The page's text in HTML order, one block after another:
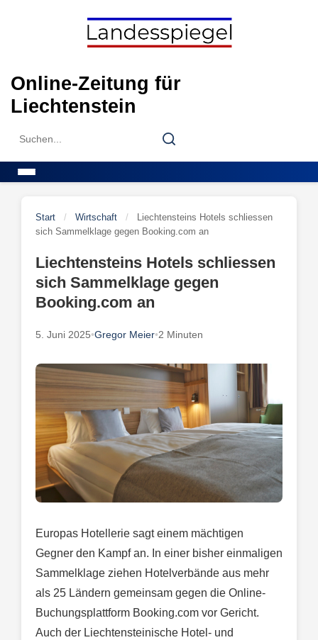
Online-Zeitung für
Liechtenstein
Search
Search
Start / Wirtschaft /
Liechtensteins Hotels schliessen
sich Sammelklage gegen Booking.com an
Liechtensteins Hotels schliessen
sich Sammelklage gegen
Booking.com an
5. Juni 2025•Gregor Meier•2 Minuten
Europas Hotellerie sagt einem mächtigen
Gegner den Kampf an. In einer bisher einmaligen
Sammelklage ziehen Hotelverbände aus mehr
als 25 Ländern gemeinsam gegen die Online-
Buchungsplattform Booking.com vor Gericht.
Auch der Liechtensteinische Hotel- und